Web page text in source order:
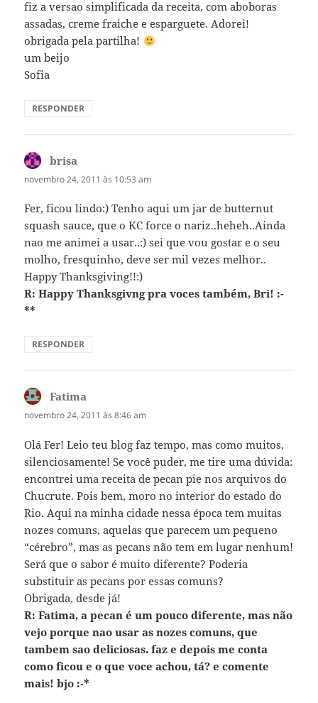
fiz a versao simplificada da receita, com aboboras
assadas, creme fraiche e esparguete. Adorei!
obrigada pela partilha!
um beijo
Sofia
RESPONDER
brisa
novembro 24, 2011 às 10:53 am
Fer, ficou lindo:) Tenho aqui um jar de butternut
squash sauce, que o KC force o nariz..heheh..Ainda
nao me animei a usar..:) sei que vou gostar e o seu
molho, fresquinho, deve ser mil vezes melhor..
Happy Thanksgiving!!:)
R: Happy Thanksgivng pra voces também, Bri! :-
**
RESPONDER
Fatima
novembro 24, 2011 às 8:46 am
Olá Fer! Leio teu blog faz tempo, mas como muitos,
silenciosamente! Se você puder, me tire uma dúvida:
encontrei uma receita de pecan pie nos arquivos do
Chucrute. Pois bem, moro no interior do estado do
Rio. Aqui na minha cidade nessa época tem muitas
nozes comuns, aquelas que parecem um pequeno
“cérebro”, mas as pecans não tem em lugar nenhum!
Será que o sabor é muito diferente? Poderia
substituir as pecans por essas comuns?
Obrigada, desde já!
R: Fatima, a pecan é um pouco diferente, mas não
vejo porque nao usar as nozes comuns, que
tambem sao deliciosas. faz e depois me conta
como ficou e o que voce achou, tá? e comente
mais! bjo :-*